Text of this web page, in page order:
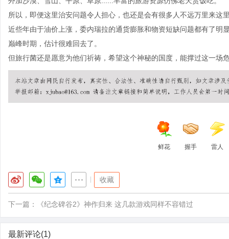
所以，即便这里治安问题令人担心，也还是会有很多人不远万里来这
近些年由于油价上涨，委内瑞拉的通货膨胀和物资短缺问题都有了明
巅峰时期，估计很难回去了。
但旅行菌还是愿意为他们祈祷，希望这个神秘的国度，能撑过这一场
鲜花 握手 雷人
收藏
下一篇： 《纪念碑谷2》神作归来 这几款游戏同样不容错过
最新评论(1)